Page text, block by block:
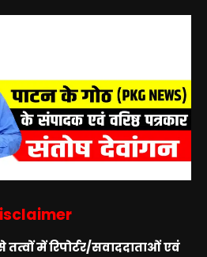
में रिपोर्टर/सवाददाताओं एवं